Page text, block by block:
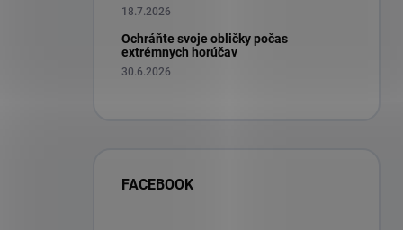
18.7.2026
Ochráňte svoje obličky počas
extrémnych horúčav
30.6.2026
FACEBOOK